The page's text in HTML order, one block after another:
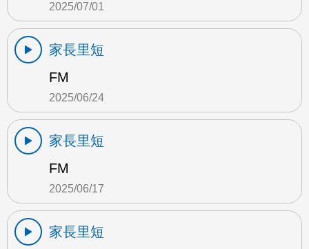
2025/07/01
家長里短
FM
2025/06/24
家長里短
FM
2025/06/17
家長里短